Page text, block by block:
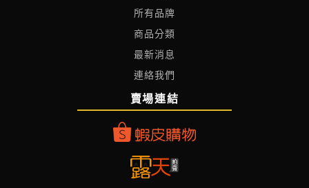
所有品牌
商品分類
最新消息
連絡我們
賣場連結